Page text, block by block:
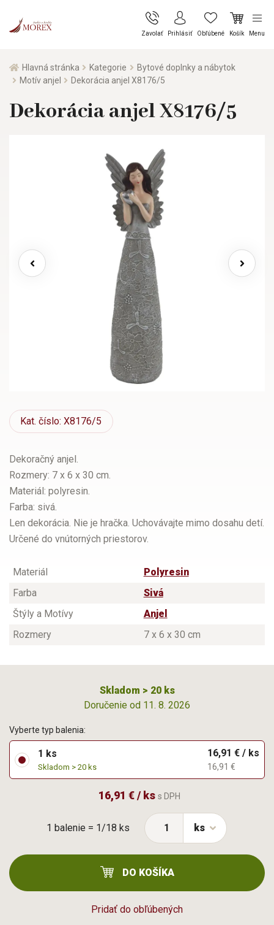
Zavolať Prihlásiť Obľúbené Košík Menu
Hlavná stránka Kategorie
Bytové doplnky a nábytok
Motív anjel
Dekorácia anjel X8176/5
Dekorácia anjel X8176/5
Kat. číslo: X8176/5
Dekoračný anjel.
Rozmery: 7 x 6 x 30 cm.
Materiál: polyresin.
Farba: sivá.
Len dekorácia. Nie je hračka. Uchovávajte mimo dosahu detí.
Určené do vnútorných priestorov.
Materiál
Polyresin
Farba
Sivá
Štýly a Motívy
Anjel
Rozmery
7 x 6 x 30 cm
Skladom > 20 ks
Doručenie od 11. 8. 2026
1 balenie = 1/18 ks
Pridať do obľúbených
Vyberte typ balenia:
1 ks
Skladom > 20 ks
16,91 € / ks
16,91 €
16,91 € / ks s DPH
ks
DO KOŠÍKA